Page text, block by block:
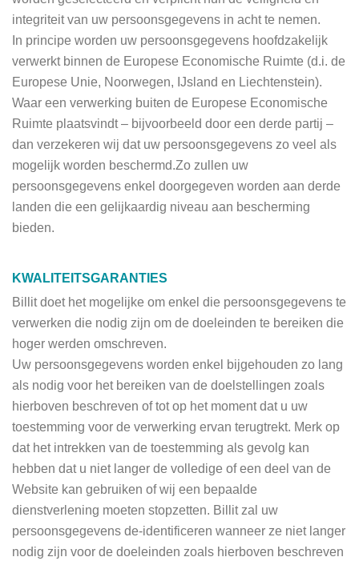
integriteit van uw persoonsgegevens in acht te nemen.
In principe worden uw persoonsgegevens hoofdzakelijk
verwerkt binnen de Europese Economische Ruimte (d.i. de
Europese Unie, Noorwegen, IJsland en Liechtenstein).
Waar een verwerking buiten de Europese Economische
Ruimte plaatsvindt – bijvoorbeeld door een derde partij –
dan verzekeren wij dat uw persoonsgegevens zo veel als
mogelijk worden beschermd.Zo zullen uw
persoonsgegevens enkel doorgegeven worden aan derde
landen die een gelijkaardig niveau aan bescherming
bieden.
KWALITEITSGARANTIES
Billit doet het mogelijke om enkel die persoonsgegevens te
verwerken die nodig zijn om de doeleinden te bereiken die
hoger werden omschreven.
Uw persoonsgegevens worden enkel bijgehouden zo lang
als nodig voor het bereiken van de doelstellingen zoals
hierboven beschreven of tot op het moment dat u uw
toestemming voor de verwerking ervan terugtrekt. Merk op
dat het intrekken van de toestemming als gevolg kan
hebben dat u niet langer de volledige of een deel van de
Website kan gebruiken of wij een bepaalde
dienstverlening moeten stopzetten. Billit zal uw
persoonsgegevens de-identificeren wanneer ze niet langer
nodig zijn voor de doeleinden zoals hierboven beschreven